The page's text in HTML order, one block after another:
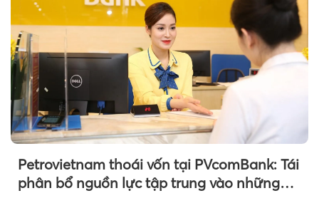
Petrovietnam thoái vốn tại PVcomBank: Tái
phân bổ nguồn lực tập trung vào những